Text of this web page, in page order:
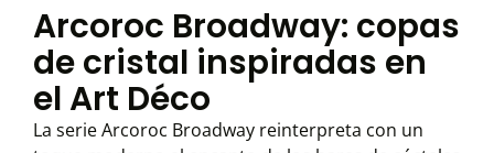
Arcoroc Broadway: copas
de cristal inspiradas en
el Art Déco
La serie Arcoroc Broadway reinterpreta con un